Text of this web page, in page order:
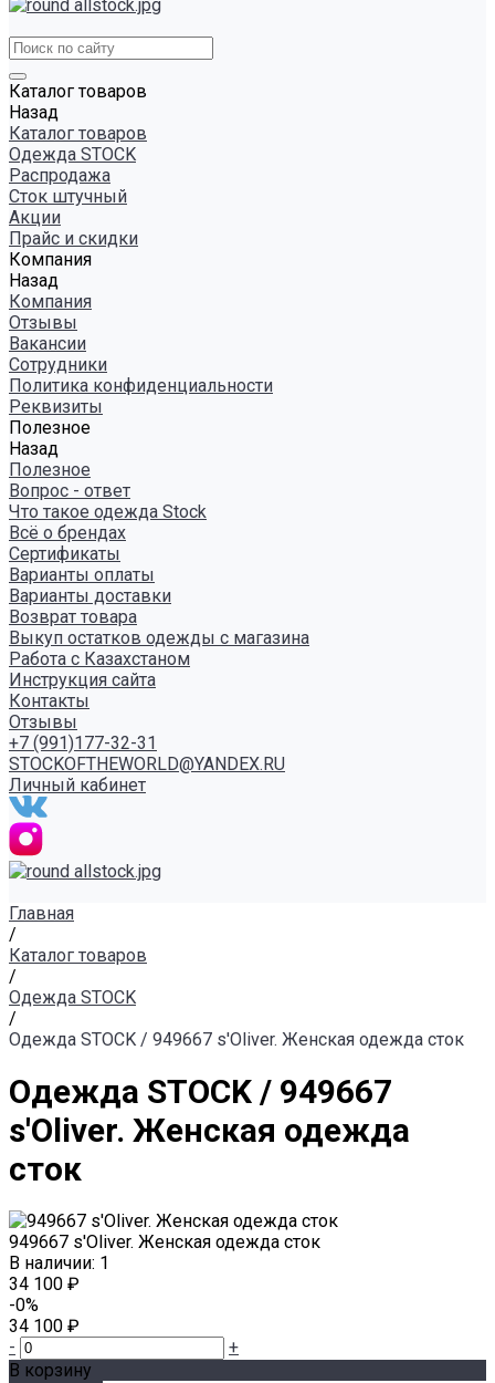
Каталог товаров
Назад
Каталог товаров
Одежда STOCK
Распродажа
Сток штучный
Акции
Прайс и скидки
Компания
Назад
Компания
Отзывы
Вакансии
Сотрудники
Политика конфиденциальности
Реквизиты
Полезное
Назад
Полезное
Вопрос - ответ
Что такое одежда Stock
Всё о брендах
Сертификаты
Варианты оплаты
Варианты доставки
Возврат товара
Выкуп остатков одежды с магазина
Работа с Казахстаном
Инструкция сайта
Контакты
Отзывы
+7 (991)177-32-31
STOCKOFTHEWORLD@YANDEX.RU
Личный кабинет
Главная
/
Каталог товаров
/
Одежда STOCK
/
Одежда STOCK / 949667 s'Oliver. Женская одежда сток
Одежда STOCK / 949667
s'Oliver. Женская одежда
сток
949667 s'Oliver. Женская одежда сток
В наличии: 1
34 100 ₽
-0%
34 100 ₽
-
+
В корзину